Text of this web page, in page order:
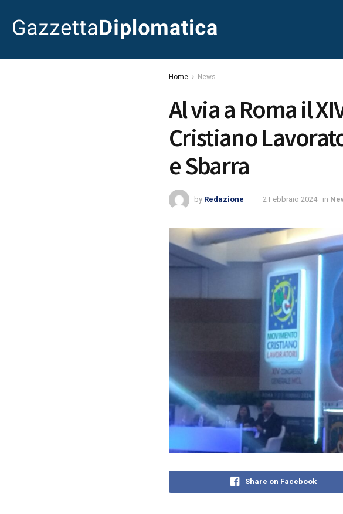
Home News
Al via a Roma il
Cristiano
e Sbarra
by Redazione 2 Febbraio 2024 in
Share on Facebook